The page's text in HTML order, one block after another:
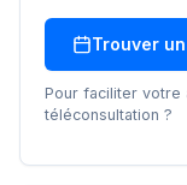
Trouver
Pour faciliter votre
téléconsultation ?